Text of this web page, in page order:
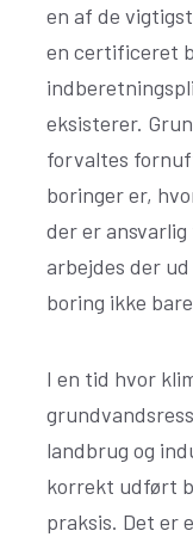
en af de
en certificeret
eksisterer.
forvaltes
boringer er,
der er ansvarlig
arbejdes der
boring ikke
I en tid hvor
landbrug og
korrekt udført
praksis. Det er